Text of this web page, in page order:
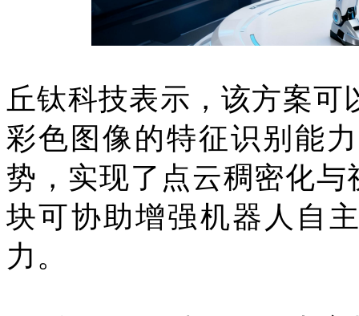
丘钛科技表示，该方案
彩色图像的特征识别能
势，实现了点云稠密化
块可协助增强机器人自
力。